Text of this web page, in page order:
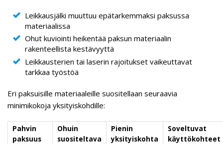
Leikkausjälki muuttuu epätarkemmaksi paksussa
materiaalissa
Ohut kuviointi heikentää paksun materiaalin
rakenteellista kestävyyttä
Leikkausterien tai laserin rajoitukset vaikeuttavat
tarkkaa työstöä
Eri paksuisille materiaaleille suositellaan seuraavia
minimikokoja yksityiskohdille:
Pahvin
paksuus
Ohuin
suositeltava
Pienin
yksityiskohta
Soveltuvat
käyttökohteet